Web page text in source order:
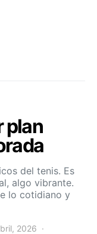
plan
del tenis. Es
algo vibrante.
lo cotidiano y
2026